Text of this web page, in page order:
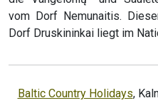
vom Dorf Nemunaitis.
Dorf Druskininkai liegt im
Baltic Country Holidays,